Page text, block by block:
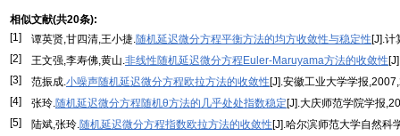
相似文献(共20条):
[1]
谭英贤,甘四清,王小捷.随机延迟微分方程平衡方法的均方收敛性与稳定性[J].计
[2]
王文强,李寿佛,黄山.非线性随机延迟微分方程Euler-Maruyama方法的收敛性
[3]
范振成.小噪声随机延迟微分方程欧拉方法的收敛性[J].安徽工业大学学报
[4]
张玲.随机延迟微分方程随机θ方法的几乎处处指数稳定[J].大庆师范学院学报
[5]
陆斌,张玲.随机延迟微分方程指数欧拉方法的收敛性[J].哈尔滨师范大学自然科